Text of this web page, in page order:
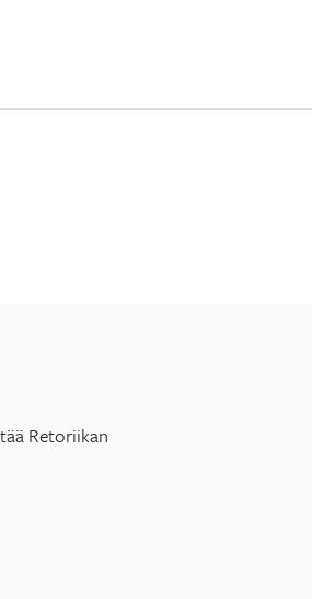
Retoriikan